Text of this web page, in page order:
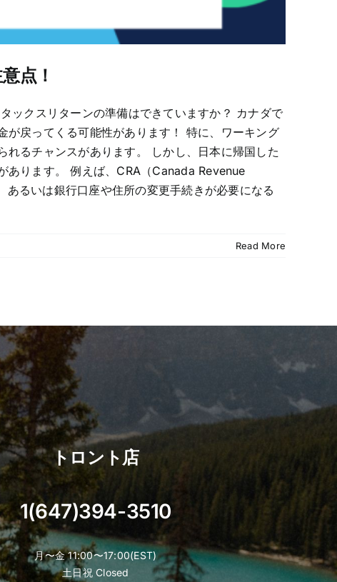
点！
ックスリターンの準備はできていますか？ カナダで
が戻ってくる可能性があります！ 特に、ワーキング
るチャンスがあります。 しかし、日本に帰国した
あります。 例えば、CRA（Canada Revenue
るいは銀行口座や住所の変更手続きが必要になる
Read More
トロント店
1(647)394-3510
月〜金 11:00〜17:00(EST)
土日祝 Closed